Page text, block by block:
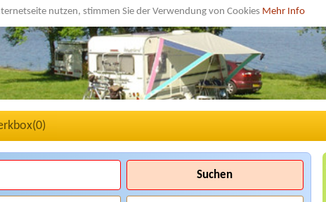
nutzen, stimmen Sie der Verwendung von Cookies Mehr Info
0)
Suchen